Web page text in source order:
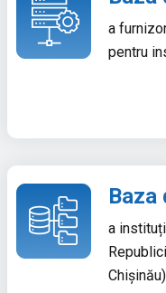
a
pentru
Baza
a
Chișinău)